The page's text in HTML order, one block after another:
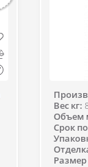
Вес кг:
Объем
Срок
Размер